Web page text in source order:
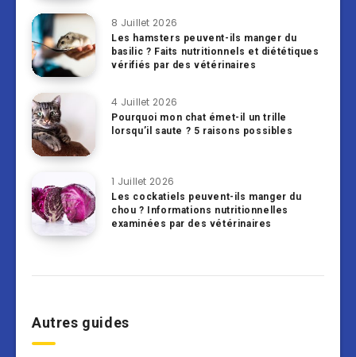
8 Juillet 2026
Les hamsters peuvent-ils manger du
basilic ? Faits nutritionnels et diététiques
vérifiés par des vétérinaires
4 Juillet 2026
Pourquoi mon chat émet-il un trille
lorsqu’il saute ? 5 raisons possibles
1 Juillet 2026
Les cockatiels peuvent-ils manger du
chou ? Informations nutritionnelles
examinées par des vétérinaires
Autres guides